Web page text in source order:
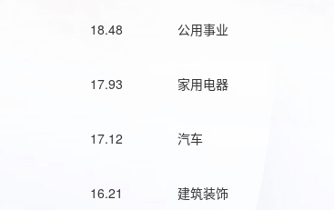
18.48 公用事业
17.93 家用电器
17.12 汽车
16.21 建筑装饰